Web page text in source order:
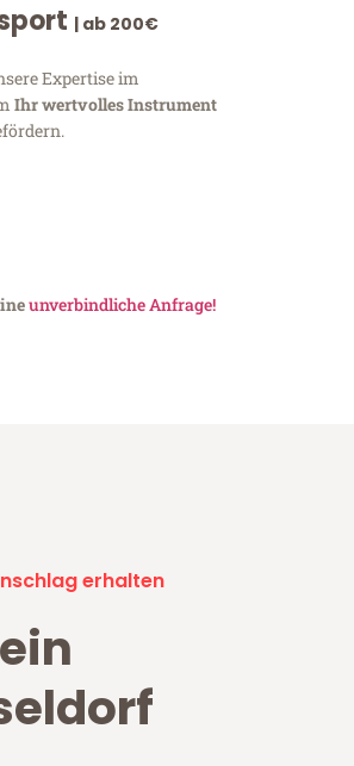
| ab 200€
Expertise im
Ihr wertvolles Instrument
unverbindliche Anfrage!
erhalten